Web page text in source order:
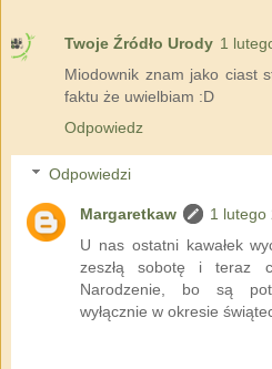
Twoje Źródło Urody 1
Miodownik znam jako ciast
faktu że uwielbiam :D
Odpowiedz
Odpowiedzi
Margaretkaw
1 lutego
U nas ostatni kawałek
zeszłą sobotę i teraz
Narodzenie, bo są
wyłącznie w okresie